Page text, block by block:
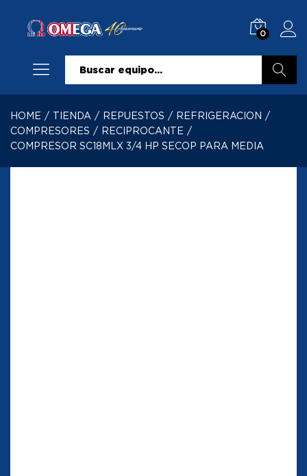
0
HOME / TIENDA / REPUESTOS / REFRIGERACION /
COMPRESORES / RECIPROCANTE /
COMPRESOR SC18MLX 3/4 HP SECOP PARA MEDIA